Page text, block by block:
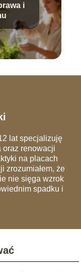
i
lat specjalizuję
oraz renowacji
na placach
zrozumiałem, że
nie sięga wzrok
spadku i
Analizuję
po
edukowanie